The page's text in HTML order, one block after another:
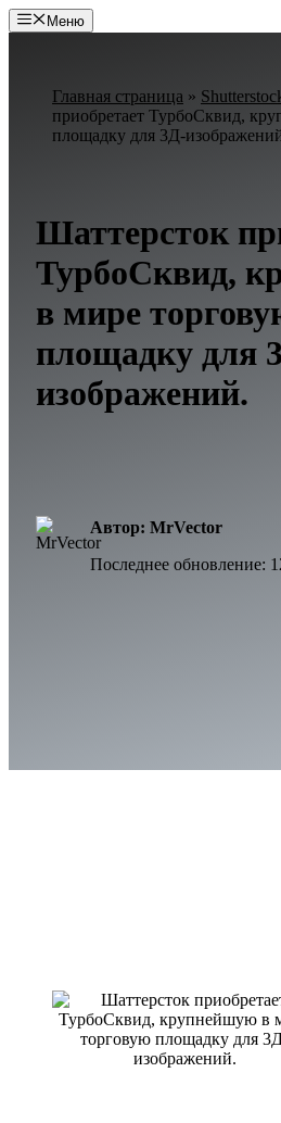
Перейти
к
Меню
Главная страница »
приобретает ТурбоСквид,
площадку для 3Д-
Шаттерсток
ТурбоСквид,
в мире
площадку для
изображений.
Автор: MrVector
Последнее обновление: